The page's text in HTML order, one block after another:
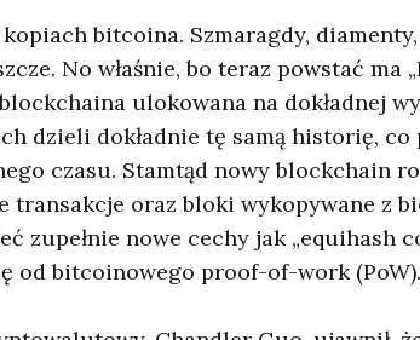
bitcoina. Szmaragdy,
No właśnie, bo teraz powstać ma
ulokowana na dokładnej
dzieli dokładnie tę samą historię,
czasu. Stamtąd nowy blockchain
transakcje oraz bloki wykopywane z
zupełnie nowe cechy jak „equihash
od bitcoinowego proof-of-work (PoW).